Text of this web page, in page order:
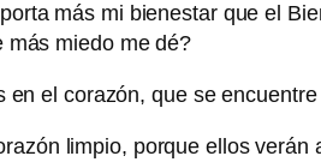
más mi bienestar que el
más miedo me dé?
en el corazón, que se
limpio, porque ellos verán